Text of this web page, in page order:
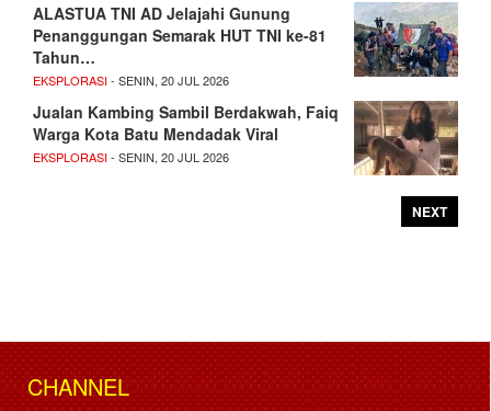
ALASTUA TNI AD Jelajahi Gunung
Penanggungan Semarak HUT TNI ke-81
Tahun…
EKSPLORASI- SENIN, 20 JUL 2026
Jualan Kambing Sambil Berdakwah, Faiq
Warga Kota Batu Mendadak Viral
EKSPLORASI- SENIN, 20 JUL 2026
NEXT
CHANNEL